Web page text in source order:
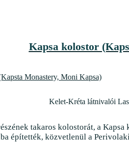
Kapsa kolostor
Kelet-Kréta látnivalói
takaros kolostorát, a
építették, közvetlenül a